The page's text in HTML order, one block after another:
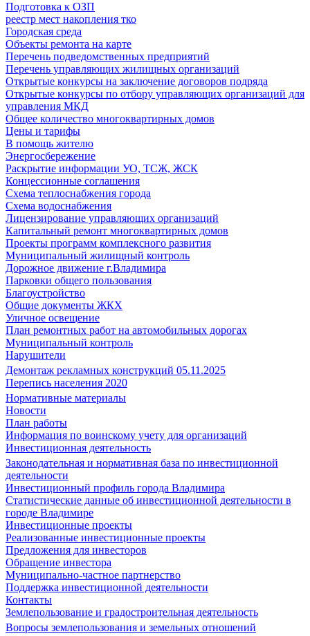
Подготовка к ОЗП
реестр мест накопления тко
Городская среда
Объекты ремонта на карте
Перечень подведомственных предприятий
Перечень управляющих жилищных организаций
Открытые конкурсы на заключение договоров подряда
Открытые конкурсы по отбору управляющих организаций для
управления МКД
Общее количество многоквартирных домов
Цены и тарифы
В помощь жителю
Энергосбережение
Раскрытие информации УО, ТСЖ, ЖСК
Концессионные соглашения
Схема теплоснабжения города
Схема водоснабжения
Лицензирование управляющих организаций
Капитальный ремонт многоквартирных домов
Проекты программ комплексного развития
Муниципальный жилищный контроль
Дорожное движение г.Владимира
Парковки общего пользования
Благоустройство
Общие документы ЖКХ
Уличное освещение
План ремонтных работ на автомобильных дорогах
Муниципальный контроль
Нарушители
Демонтаж рекламных конструкций 05.11.2025
Перепись населения 2020
Нормативные материалы
Новости
План работы
Информация по воинскому учету для организаций
Инвестиционная деятельность
Законодательная и нормативная база по инвестиционной
деятельности
Инвестиционный профиль города Владимира
Статистические данные об инвестиционной деятельности в
городе Владимире
Инвестиционные проекты
Реализованные инвестиционные проекты
Предложения для инвесторов
Обращение инвестора
Муниципально-частное партнерство
Поддержка инвестиционной деятельности
Контакты
Землепользование и градостроительная деятельность
Вопросы землепользования и земельных отношений